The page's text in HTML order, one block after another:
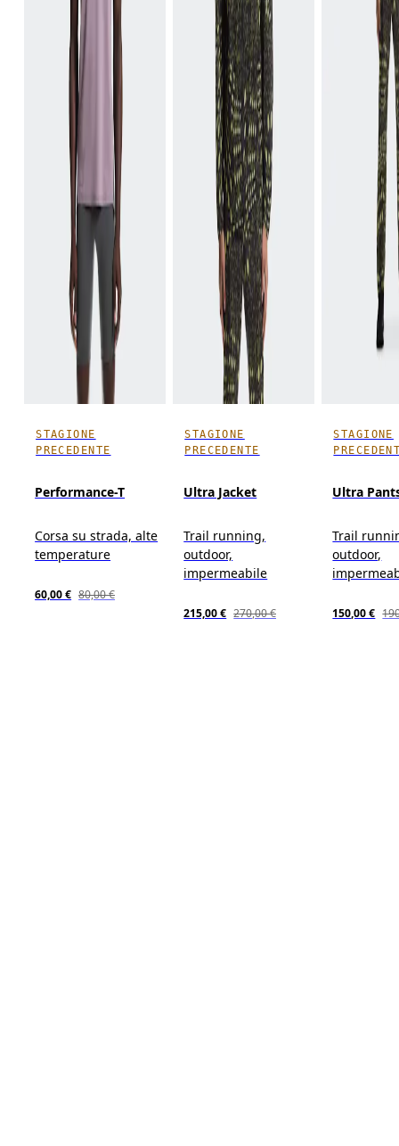
STAGIONE
PRECEDENTE
Performance-T
Corsa su strada, alte
temperature
60,00 € 80,00 €
STAGIONE
PRECEDENTE
Ultra Jacket
Trail running,
outdoor,
impermeabile
215,00 € 270,00 €
STAGIONE
Ultra
Trail
outdoor,
150,00 €